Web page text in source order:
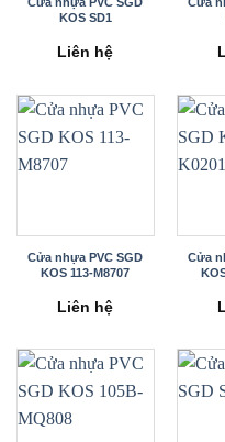
KOS SD1
Liên hệ
Cửa nhựa PVC SGD
KOS 113-M8707
Liên hệ
Cửa